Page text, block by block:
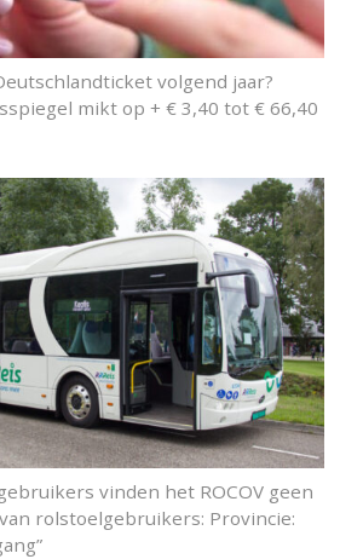
volgend jaar?
mikt op + € 3,40 tot € 66,40
vinden het ROCOV geen
rolstoelgebruikers: Provincie: